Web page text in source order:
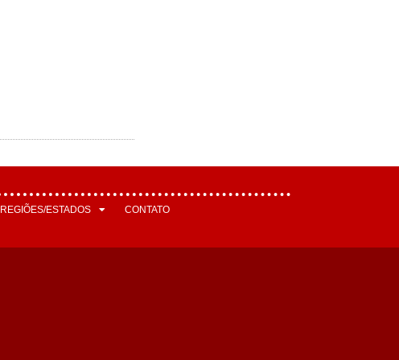
REGIÕES/ESTADOS CONTATO